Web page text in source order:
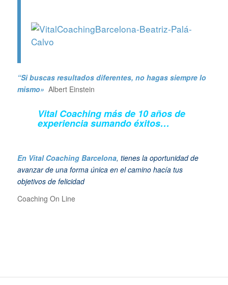
“Si buscas resultados diferentes, no hagas siempre lo
mismo» Albert Einstein
Vital Coaching más de 10 años de
experiencia sumando éxitos…
En Vital Coaching Barcelona, tienes la oportunidad de
avanzar de una forma única en el camino hacía tus
objetivos de felicidad
Coaching On Line